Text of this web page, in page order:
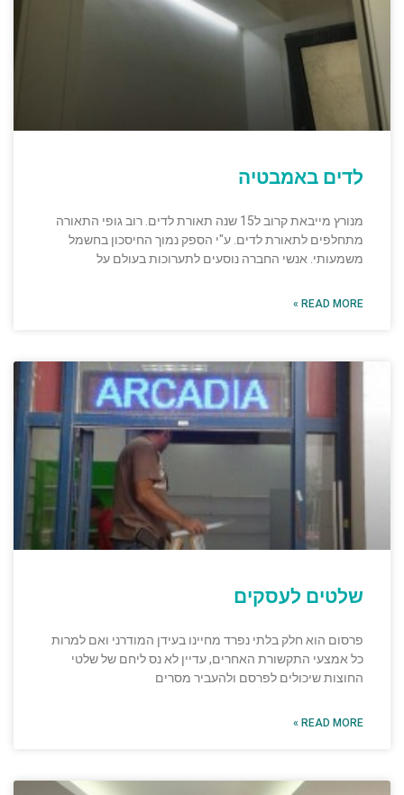
לדים באמבטיה
מנורץ מייבאת קרוב ל15 שנה תאורת לדים. רוב גופי התאורה
מתחלפים לתאורת לדים. ע"י הספק נמוך החיסכון בחשמל
משמעותי. אנשי החברה נוסעים לתערוכות בעולם על
READ MORE »
שלטים לעסקים
פרסום הוא חלק בלתי נפרד מחיינו בעידן המודרני ואם למרות
כל אמצעי התקשורת האחרים, עדיין לא נס ליחם של שלטי
החוצות שיכולים לפרסם ולהעביר מסרים
READ MORE »